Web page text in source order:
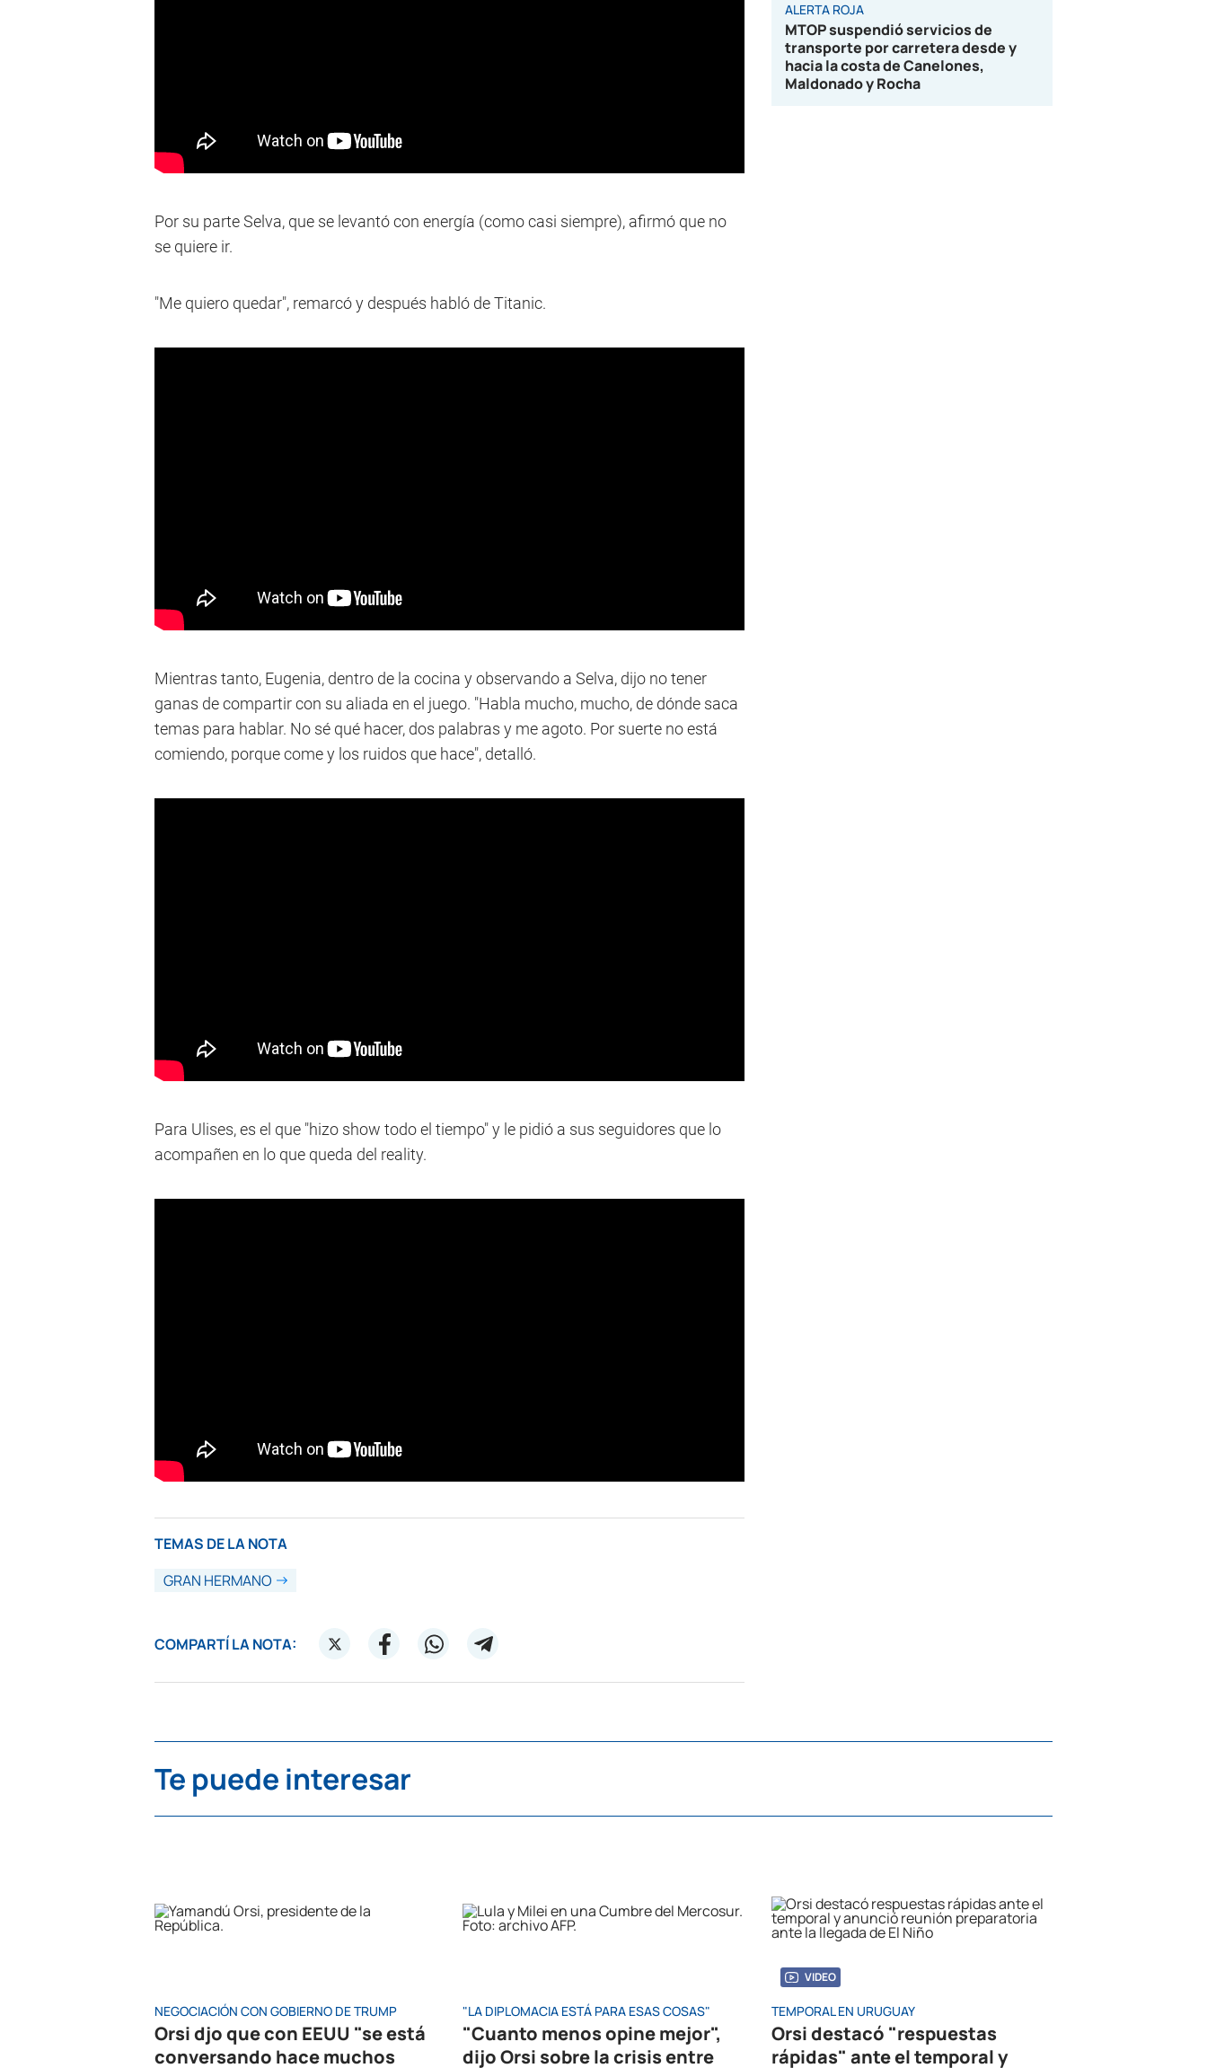
Por su parte Selva, que se levantó con energía (como casi siempre), afirmó que no
se quiere ir.
"Me quiero quedar", remarcó y después habló de Titanic.
Mientras tanto, Eugenia, dentro de la cocina y observando a Selva, dijo no tener
ganas de compartir con su aliada en el juego. "Habla mucho, mucho, de dónde saca
temas para hablar. No sé qué hacer, dos palabras y me agoto. Por suerte no está
comiendo, porque come y los ruidos que hace", detalló.
Para Ulises, es el que "hizo show todo el tiempo" y le pidió a sus seguidores que lo
acompañen en lo que queda del reality.
TEMAS DE LA NOTA
GRAN HERMANO
COMPARTÍ LA NOTA:
ALERTA ROJA
MTOP suspendió servicios de
transporte por carretera desde y
hacia la costa de Canelones,
Maldonado y Rocha
Te puede interesar
NEGOCIACIÓN CON GOBIERNO DE TRUMP
Orsi djo que con EEUU "se está
conversando hace muchos
"LA DIPLOMACIA ESTÁ PARA ESAS COSAS"
"Cuanto menos opine mejor",
dijo Orsi sobre la crisis entre
VIDEO
TEMPORAL EN URUGUAY
Orsi destacó "respuestas
rápidas" ante el temporal y